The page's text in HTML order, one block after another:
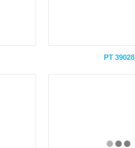
PT 39028